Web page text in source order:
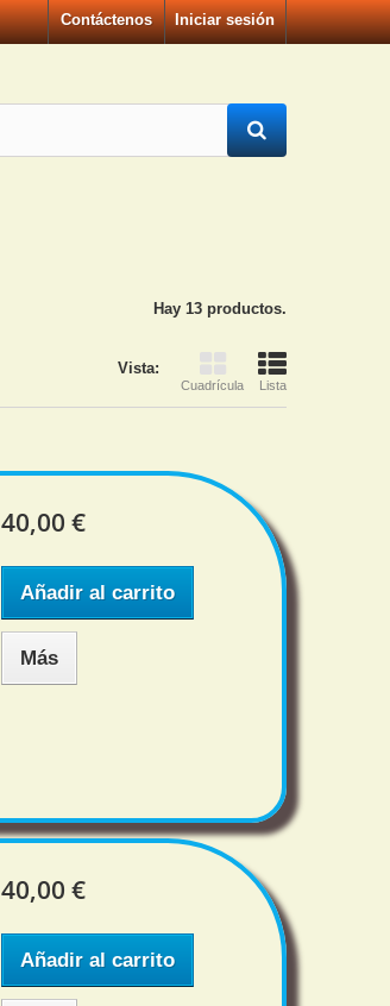
Iniciar sesión
Contáctenos
Hay 13 productos.
Vista:
Cuadrícula Lista
40,00 €
Añadir al carrito
Más
40,00 €
Añadir al carrito